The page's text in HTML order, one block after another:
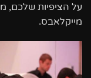
על הציפיות שלכם,
מייקלאבס.